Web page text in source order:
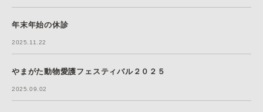
年末年始の休診
2025.11.22
やまがた動物愛護フェスティバル２０２５
2025.09.02